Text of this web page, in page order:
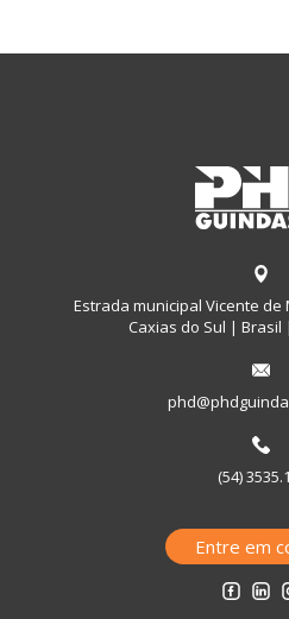
Estrada municipal Vicente de
Caxias do Sul | Brasil
(54)
Entre em